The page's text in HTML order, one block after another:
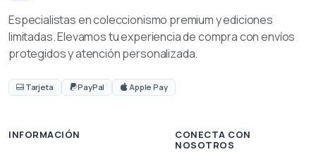
Especialistas en coleccionismo premium y ediciones
limitadas. Elevamos tu experiencia de compra con envíos
protegidos y atención personalizada.
Tarjeta PayPal Apple Pay
INFORMACIÓN
CONECTA CON
NOSOTROS